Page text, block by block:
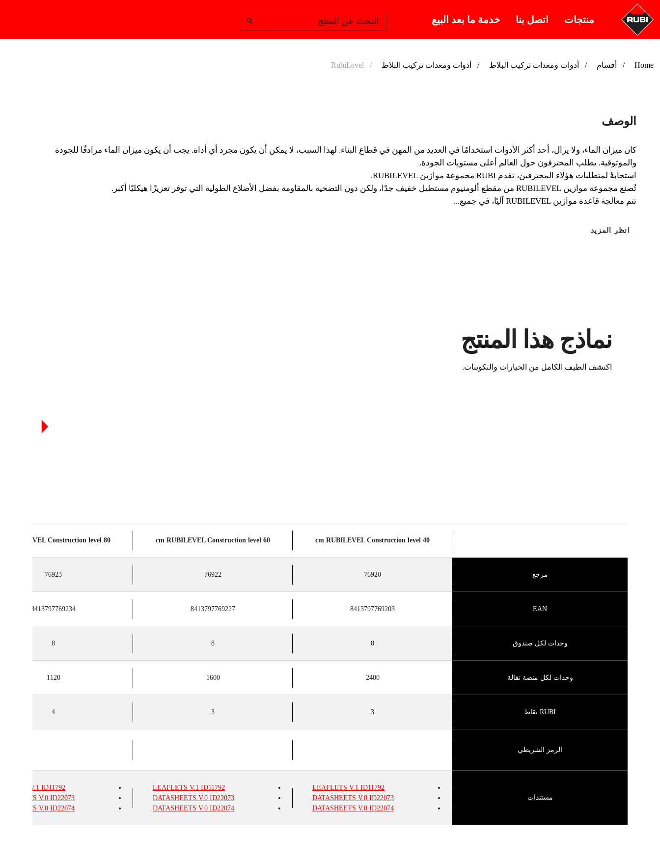
منتجات اتصل بنا خدمة ما بعد البيع البحث عن المنتج
Home أقسام أدوات ومعدات تركيب البلاط أدوات ومعدات تركيب البلاط RubiLevel
البناء. ولهذا السبب لا ينبغي أن يكون مجرد أداة عادية.
الوصف
كان ميزان الماء، ولا يزال، أحد أكثر الأدوات استخدامًا في العديد من المهن في قطاع البناء. لهذا السبب، لا يمكن أن يكون مجرد أي أداة. يجب أن يكون ميزان الماء مرادفًا للجودة
والموثوقية. يطلب المحترفون حول العالم أعلى مستويات الجودة.
استجابةً لمتطلبات هؤلاء المحترفين، تقدم RUBI مجموعة موازين RUBILEVEL.
تُصنع مجموعة موازين RUBILEVEL من مقطع ألومنيوم مستطيل خفيف جدًا، ولكن دون التضحية بالمقاومة بفضل الأضلاع الطولية التي توفر تعزيزًا هيكليًا أكبر.
تتم معالجة قاعدة موازين RUBILEVEL آليًا، في جميع...
انظر المزيد
نماذج هذا المنتج
اكتشف الطيف الكامل من الخيارات والتكوينات.
40 cm RUBILEVEL Construction level
60 cm RUBILEVEL Construction level
80 cm RUBILEVEL Construction level
مرجع 76920
76922
76923
EAN
8413797769203
8413797769227
8413797769234
وحدات لكل صندوق 8
8
8
وحدات لكل منصة نقالة 2400
1600
1120
RUBI نقاط 3
3
4
الرمز الشريطي
مستندات
LEAFLETS V.1 ID11792
DATASHEETS V.0 ID22073
DATASHEETS V.0 ID22074
LEAFLETS V.1 ID11792
DATASHEETS V.0 ID22073
DATASHEETS V.0 ID22074
V.1 ID11792
V.0 ID22073
V.0 ID22074